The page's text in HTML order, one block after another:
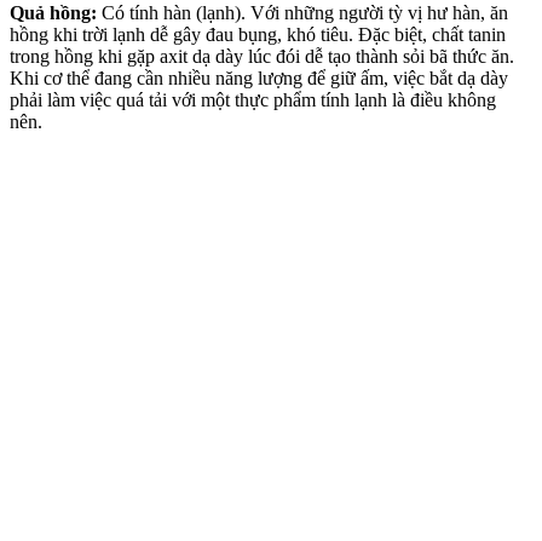
Quả hồng: Có tính hàn (lạnh). Với những người tỳ vị hư hàn, ăn
hồng khi trời lạnh dễ gây đau bụng, khó tiêu. Đặc biệt, chất tanin
trong hồng khi gặp axit dạ dày lúc đói dễ tạo thành sỏi bã thức ăn.
Khi cơ thể đang cần nhiều năng lượng để giữ ấm, việc bắt dạ dày
phải làm việc quá tải với một thực phẩm tính lạnh là điều không
nên.